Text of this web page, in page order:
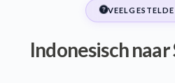
Indonesisch